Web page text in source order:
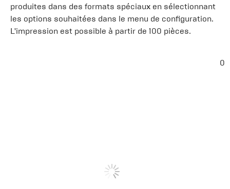
produites dans des formats spéciaux en sélectionnant
les options souhaitées dans le menu de configuration.
L'impression est possible à partir de 100 pièces.
0